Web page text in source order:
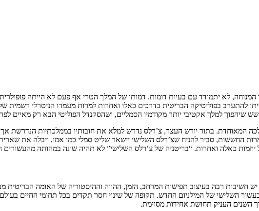
לא יתמודד עם בעיות דומות. דמותו של המלך הטרי אף פעם לא הייתה פופולרית
להתערב בפוליטיקה הבריטית בדרכים כאלו ואחרות למרות מעמדו הניטרלי
שיהפוך למלך אקטיבי יותר מקודמיו הסמליים, ושהסקנדל הפוליטי הבא רק מאיים
המאוחדת. בתור יורש העצר, צ’רלס נדרש למלא את חובותיו בממלכתיות הנדרשת
החששות, סביר להניח שצ’רלס השלישי יישאר שליט סמלי כמו אמו, ויבלה את שארית
כאלה ואחרות. “בריטניה של צ’רלס השלישי” לא תהיה שונה במהותה מהעשורים
יש חשיבות רבה בעיצוב תפישות המרחב, הזמן, ההווה וההיסטוריה של האומה
השלישי של המילניום החדש. תקופה של שינוי חסר תקדים בכל תחומי החיים בעולם
השנים העניק תחושת אחידות מסוימת.